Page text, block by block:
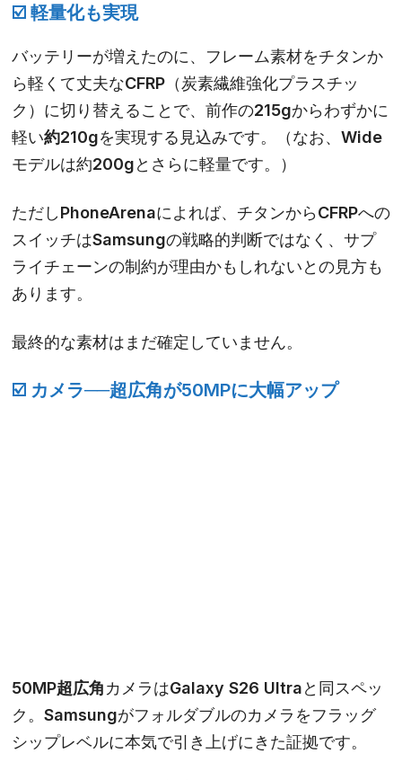
☑️ 軽量化も実現
バッテリーが増えたのに、フレーム素材をチタンか
ら軽くて丈夫なCFRP（炭素繊維強化プラスチッ
ク）に切り替えることで、前作の215gからわずかに
軽い約210gを実現する見込みです。（なお、Wide
モデルは約200gとさらに軽量です。）
ただしPhoneArenaによれば、チタンからCFRPへの
スイッチはSamsungの戦略的判断ではなく、サプ
ライチェーンの制約が理由かもしれないとの見方も
あります。
最終的な素材はまだ確定していません。
☑️ カメラ──超広角が50MPに大幅アップ
50MP超広角カメラはGalaxy S26 Ultraと同スペッ
ク。Samsungがフォルダブルのカメラをフラッグ
シップレベルに本気で引き上げにきた証拠です。